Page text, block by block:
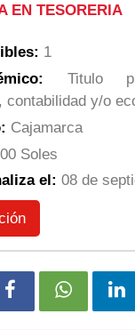
EN TESORERIA
1
Titulo
contabilidad y/o
Cajamarca
Soles
el: 08 de